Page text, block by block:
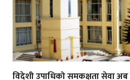
विदेशी उपाधिको समकक्षता सेवा अब